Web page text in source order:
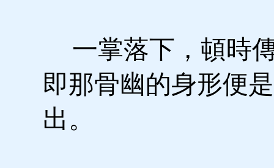
一掌落下，頓時
即那骨幽的身形便
出。